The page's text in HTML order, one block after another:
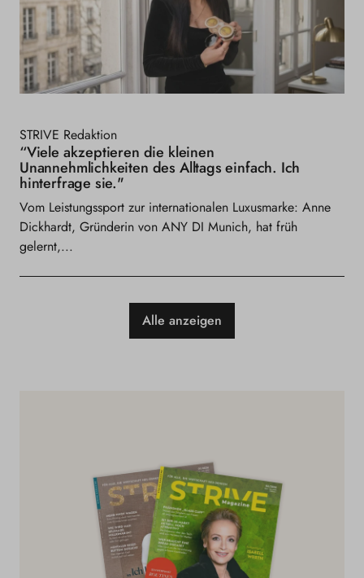
STRIVE Redaktion
“Viele akzeptieren die kleinen
Unannehmlichkeiten des Alltags einfach. Ich
hinterfrage sie."
Vom Leistungssport zur internationalen Luxusmarke: Anne
Dickhardt, Gründerin von ANY DI Munich, hat früh
gelernt,...
Alle anzeigen